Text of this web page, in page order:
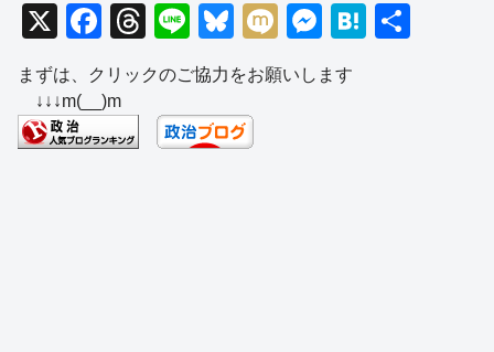
X
F
a
c
e
b
T
hr
e
a
d
Li
n
e
Bl
u
e
sk
y
M
ixi
M
e
ss
H
まずは、クリックのご協力をお願いします
↓↓↓m(__)m